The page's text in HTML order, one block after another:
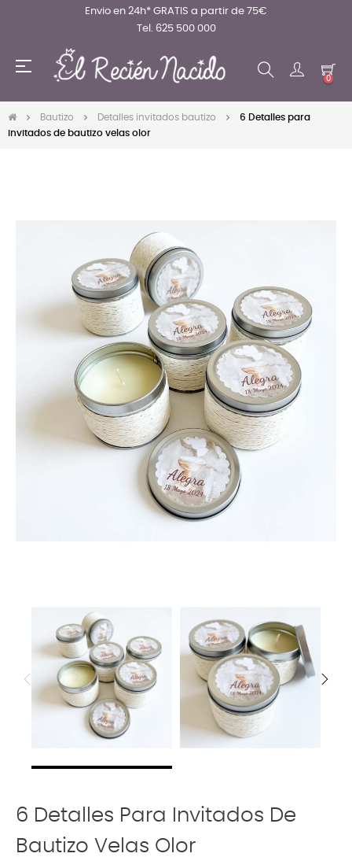
Envio en 24h* GRATIS a partir de 75€
Tel. 625 500 000
Navegación
☰
0
Bautizo Detalles invitados bautizo
6 Detalles para
invitados de bautizo velas olor
6 Detalles Para Invitados De
Bautizo Velas Olor